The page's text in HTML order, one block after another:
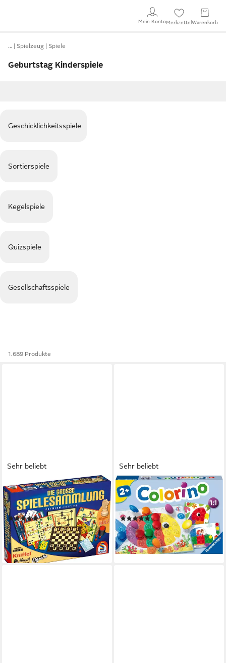
Mein KontoMerkzettel Warenkorb
… Spielzeug Spiele
Geburtstag Kinderspiele
Geschicklichkeitsspiele
Sortierspiele
Kegelspiele
Quizspiele
Gesellschaftsspiele
1.689 Produkte
Sehr beliebt
SCHMIDT SPIELE
Spielesammlung Die große
Spielesammlung
(135)
ab 30,22 € UVP44,99 €
-33%
lieferbar in 2 Wochen
Sehr beliebt
RAVENSBURGER
Spiel Colorino, Steckspiel,
Made in Europe
(74)
ab 16,34 € UVP24,99 €
-35%
lieferbar - in 1-2 Werktagen bei dir